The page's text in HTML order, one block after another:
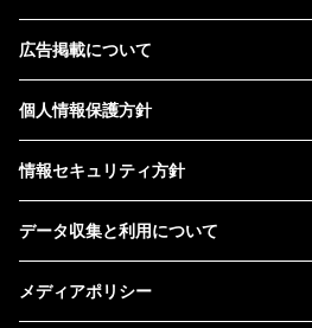
広告掲載について
個人情報保護方針
情報セキュリティ方針
データ収集と利用について
メディアポリシー